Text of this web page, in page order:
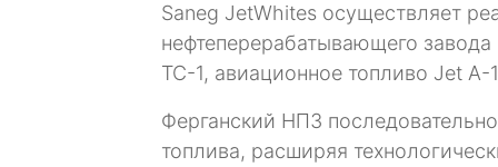
Saneg JetWhites осуществляет
нефтеперерабатывающего
ТС-1, авиационное топливо Jet A-
Ферганский НПЗ
топлива, расширяя